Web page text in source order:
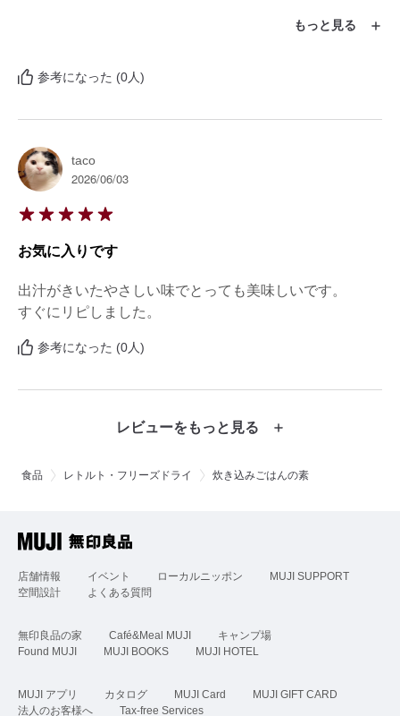
もっと見る
参考になった (0人)
taco
2026/06/03
お気に入りです
出汁がきいたやさしい味でとっても美味しいです。
すぐにリピしました。
参考になった (0人)
レビューをもっと見る
食品 レトルト・フリーズドライ 炊き込みごはんの素
店舗情報 イベント ローカルニッポン
MUJI SUPPORT
空間設計
よくある質問
無印良品の家 Café&Meal MUJI
キャンプ場
Found MUJI
MUJI BOOKS MUJI HOTEL
MUJI アプリ カタログ MUJI Card
MUJI GIFT CARD
法人のお客様へ
Tax-free Services